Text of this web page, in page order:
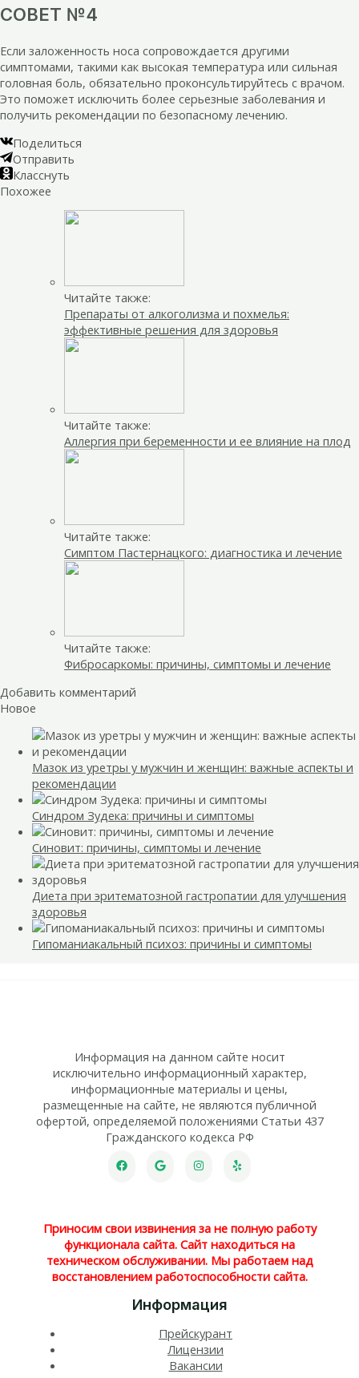
СОВЕТ №4
Если заложенность носа сопровождается другими
симптомами, такими как высокая температура или сильная
головная боль, обязательно проконсультируйтесь с врачом.
Это поможет исключить более серьезные заболевания и
получить рекомендации по безопасному лечению.
Поделиться
Отправить
Класснуть
Похожее
Читайте также:
Препараты от алкоголизма и похмелья:
эффективные решения для здоровья
Читайте также:
Аллергия при беременности и ее влияние на плод
Читайте также:
Симптом Пастернацкого: диагностика и лечение
Читайте также:
Фибросаркомы: причины, симптомы и лечение
Добавить комментарий
Новое
Мазок из уретры у мужчин и женщин: важные аспекты и
рекомендации
Синдром Зудека: причины и симптомы
Синовит: причины, симптомы и лечение
Диета при эритематозной гастропатии для улучшения
здоровья
Гипоманиакальный психоз: причины и симптомы
Информация на данном сайте носит
исключительно информационный характер,
информационные материалы и цены,
размещенные на сайте, не являются публичной
офертой, определяемой положениями Статьи 437
Гражданского кодекса РФ
Приносим свои извинения за не полную работу
функционала сайта. Сайт находиться на
техническом обслуживании. Мы работаем над
восстановлением работоспособности сайта.
Информация
Прейскурант
Лицензии
Вакансии